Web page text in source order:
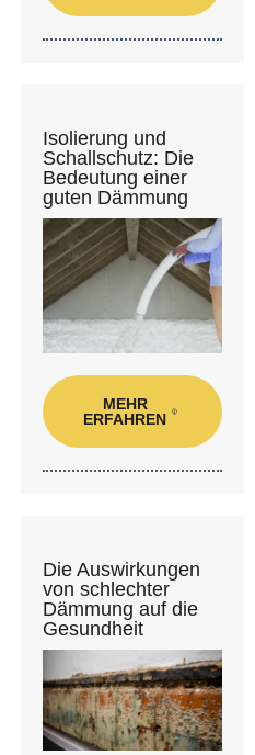
Isolierung und
Schallschutz: Die
Bedeutung einer
guten Dämmung
MEHR
ERFAHREN
Die Auswirkungen
von schlechter
Dämmung auf die
Gesundheit